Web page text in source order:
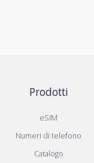
Prodotti
eSIM
Numeri di telefono
Catalogo